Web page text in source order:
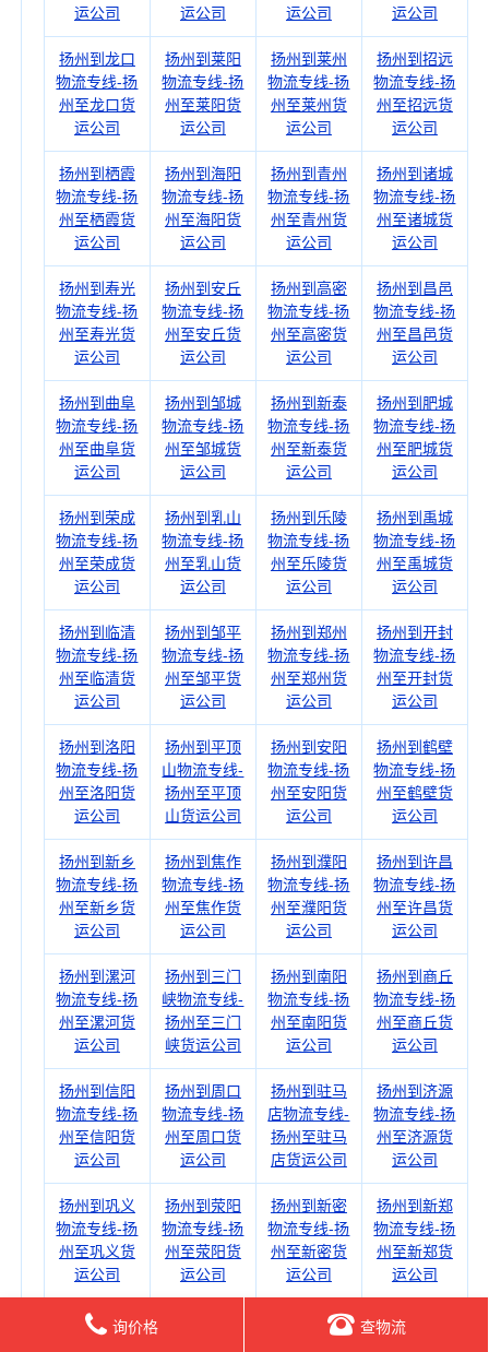
运公司
运公司
运公司
运公司
扬州到龙口
物流专线-扬
州至龙口货
运公司
扬州到莱阳
物流专线-扬
州至莱阳货
运公司
扬州到莱州
物流专线-扬
州至莱州货
运公司
扬州到招远
物流专线-扬
州至招远货
运公司
扬州到栖霞
物流专线-扬
州至栖霞货
运公司
扬州到海阳
物流专线-扬
州至海阳货
运公司
扬州到青州
物流专线-扬
州至青州货
运公司
扬州到诸城
物流专线-扬
州至诸城货
运公司
扬州到寿光
物流专线-扬
州至寿光货
运公司
扬州到安丘
物流专线-扬
州至安丘货
运公司
扬州到高密
物流专线-扬
州至高密货
运公司
扬州到昌邑
物流专线-扬
州至昌邑货
运公司
扬州到曲阜
物流专线-扬
州至曲阜货
运公司
扬州到邹城
物流专线-扬
州至邹城货
运公司
扬州到新泰
物流专线-扬
州至新泰货
运公司
扬州到肥城
物流专线-扬
州至肥城货
运公司
扬州到荣成
物流专线-扬
州至荣成货
运公司
扬州到乳山
物流专线-扬
州至乳山货
运公司
扬州到乐陵
物流专线-扬
州至乐陵货
运公司
扬州到禹城
物流专线-扬
州至禹城货
运公司
扬州到临清
物流专线-扬
州至临清货
运公司
扬州到邹平
物流专线-扬
州至邹平货
运公司
扬州到郑州
物流专线-扬
州至郑州货
运公司
扬州到开封
物流专线-扬
州至开封货
运公司
扬州到洛阳
物流专线-扬
州至洛阳货
运公司
扬州到平顶
山物流专线-
扬州至平顶
山货运公司
扬州到安阳
物流专线-扬
州至安阳货
运公司
扬州到鹤壁
物流专线-扬
州至鹤壁货
运公司
扬州到新乡
物流专线-扬
州至新乡货
运公司
扬州到焦作
物流专线-扬
州至焦作货
运公司
扬州到濮阳
物流专线-扬
州至濮阳货
运公司
扬州到许昌
物流专线-扬
州至许昌货
运公司
扬州到漯河
物流专线-扬
州至漯河货
运公司
扬州到三门
峡物流专线-
扬州至三门
峡货运公司
扬州到南阳
物流专线-扬
州至南阳货
运公司
扬州到商丘
物流专线-扬
州至商丘货
运公司
扬州到信阳
物流专线-扬
州至信阳货
运公司
扬州到周口
物流专线-扬
州至周口货
运公司
扬州到驻马
店物流专线-
扬州至驻马
店货运公司
扬州到济源
物流专线-扬
州至济源货
运公司
扬州到巩义
物流专线-扬
州至巩义货
运公司
扬州到荥阳
物流专线-扬
州至荥阳货
运公司
扬州到新密
物流专线-扬
州至新密货
运公司
扬州到新郑
物流专线-扬
州至新郑货
运公司
扬州到登封
扬州到舞钢
扬州到林州
询价格 查物流